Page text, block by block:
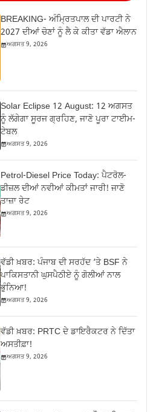
BREAKING- ਅੰਮ੍ਰਿਤਪਾਲ ਦੀ ਪਾਰਟੀ ਨੇ
2027 ਦੀਆਂ ਚੋਣਾਂ ਨੂੰ ਲੈ ਕੇ ਕੀਤਾ ਵੱਡਾ ਐਲਾਨ
ਅਗਸਤ 9, 2026
Solar Eclipse 12 August: 12 ਅਗਸਤ
ਨੂੰ ਲੱਗੇਗਾ ਸੂਰਜ ਗ੍ਰਹਿਣ, ਜਾਣੋ ਪੂਰਾ ਟਾਈਮ-
ਟੇਬਲ
ਅਗਸਤ 9, 2026
Petrol-Diesel Price Today: ਪੈਟਰੋਲ-
ਡੀਜ਼ਲ ਦੀਆਂ ਨਵੀਆਂ ਕੀਮਤਾਂ ਜਾਰੀ! ਜਾਣੋ
ਤਾਜ਼ਾ ਰੇਟ
ਅਗਸਤ 9, 2026
ਵੱਡੀ ਖ਼ਬਰ: ਪੰਜਾਬ ਦੀ ਸਰਹੱਦ ‘ਤੇ BSF ਨੇ
ਪਾਕਿਸਤਾਨੀ ਘੁਸਪੈਠੀਏ ਨੂੰ ਗੋਲੀਆਂ ਨਾਲ
ਭੁੰਨਿਆ!
ਅਗਸਤ 9, 2026
ਵੱਡੀ ਖ਼ਬਰ: PRTC ਦੇ ਡਾਇਰੈਕਟਰ ਨੇ ਦਿੱਤਾ
ਅਸਤੀਫ਼ਾ!
ਅਗਸਤ 9, 2026